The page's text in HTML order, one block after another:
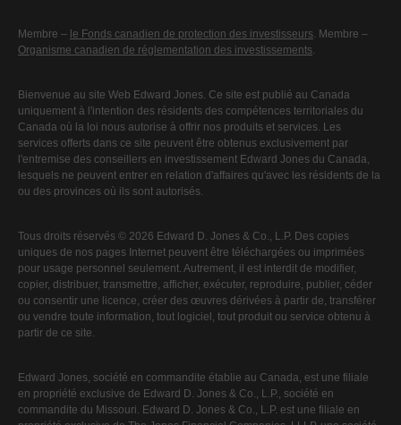
Membre – le Fonds canadien de protection des investisseurs. Membre –
Organisme canadien de réglementation des investissements.
Bienvenue au site Web Edward Jones. Ce site est publié au Canada
uniquement à l'intention des résidents des compétences territoriales du
Canada où la loi nous autorise à offrir nos produits et services. Les
services offerts dans ce site peuvent être obtenus exclusivement par
l'entremise des conseillers en investissement Edward Jones du Canada,
lesquels ne peuvent entrer en relation d'affaires qu'avec les résidents de la
ou des provinces où ils sont autorisés.
Tous droits réservés © 2026 Edward D. Jones & Co., L.P. Des copies
uniques de nos pages Internet peuvent être téléchargées ou imprimées
pour usage personnel seulement. Autrement, il est interdit de modifier,
copier, distribuer, transmettre, afficher, exécuter, reproduire, publier, céder
ou consentir une licence, créer des œuvres dérivées à partir de, transférer
ou vendre toute information, tout logiciel, tout produit ou service obtenu à
partir de ce site.
Edward Jones, société en commandite établie au Canada, est une filiale
en propriété exclusive de Edward D. Jones & Co., L.P., société en
commandite du Missouri. Edward D. Jones & Co., L.P. est une filiale en